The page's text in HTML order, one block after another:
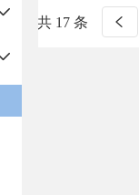
共 17 条